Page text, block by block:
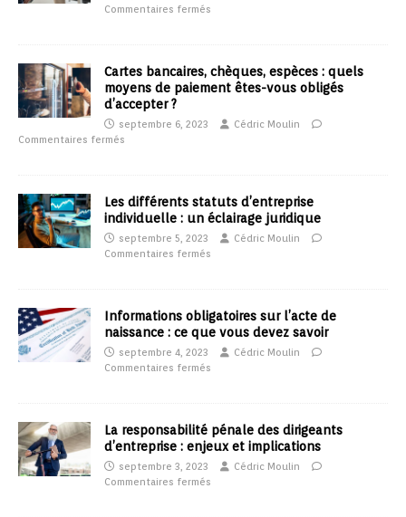
Commentaires fermés
Cartes bancaires, chèques, espèces : quels
moyens de paiement êtes-vous obligés
d’accepter ?
septembre 6, 2023
Cédric Moulin
Commentaires fermés
Les différents statuts d’entreprise
individuelle : un éclairage juridique
septembre 5, 2023
Cédric Moulin
Commentaires fermés
Informations obligatoires sur l’acte de
naissance : ce que vous devez savoir
septembre 4, 2023
Cédric Moulin
Commentaires fermés
La responsabilité pénale des dirigeants
d’entreprise : enjeux et implications
septembre 3, 2023
Cédric Moulin
Commentaires fermés